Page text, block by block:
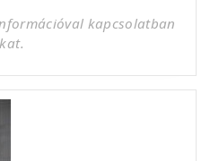
kapcsolatban